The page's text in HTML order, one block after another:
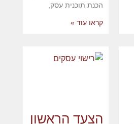
הכנת תוכנית עסק,
קראו עוד »
הצעד הראשון